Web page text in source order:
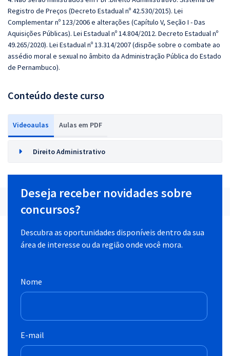
Registro de Preços (Decreto Estadual nº 42.530/2015). Lei
Complementar nº 123/2006 e alterações (Capítulo V, Seção I - Das
Aquisições Públicas). Lei Estadual nº 14.804/2012. Decreto Estadual nº
49.265/2020). Lei Estadual nº 13.314/2007 (dispõe sobre o combate ao
assédio moral e sexual no âmbito da Administração Pública do Estado
de Pernambuco).
Conteúdo deste curso
Videoaulas Aulas em PDF
Direito Administrativo
Deseja receber novidades sobre
concursos?
Descubra as oportunidades disponíveis dentro da sua
área de interesse ou da região onde você mora.
Nome
E-mail